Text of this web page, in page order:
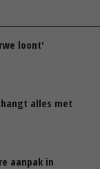
loont'
alles met
aanpak in